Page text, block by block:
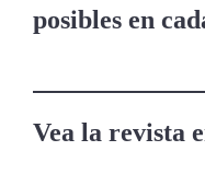
posibles en
Vea la revista